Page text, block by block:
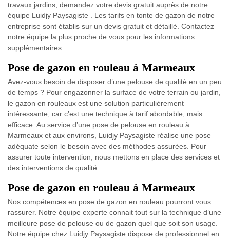
travaux jardins, demandez votre devis gratuit auprès de notre
équipe Luidjy Paysagiste . Les tarifs en tonte de gazon de notre
entreprise sont établis sur un devis gratuit et détaillé. Contactez
notre équipe la plus proche de vous pour les informations
supplémentaires.
Pose de gazon en rouleau à Marmeaux
Avez-vous besoin de disposer d’une pelouse de qualité en un peu
de temps ? Pour engazonner la surface de votre terrain ou jardin,
le gazon en rouleaux est une solution particulièrement
intéressante, car c’est une technique à tarif abordable, mais
efficace. Au service d’une pose de pelouse en rouleau à
Marmeaux et aux environs, Luidjy Paysagiste réalise une pose
adéquate selon le besoin avec des méthodes assurées. Pour
assurer toute intervention, nous mettons en place des services et
des interventions de qualité.
Pose de gazon en rouleau à Marmeaux
Nos compétences en pose de gazon en rouleau pourront vous
rassurer. Notre équipe experte connait tout sur la technique d’une
meilleure pose de pelouse ou de gazon quel que soit son usage.
Notre équipe chez Luidjy Paysagiste dispose de professionnel en